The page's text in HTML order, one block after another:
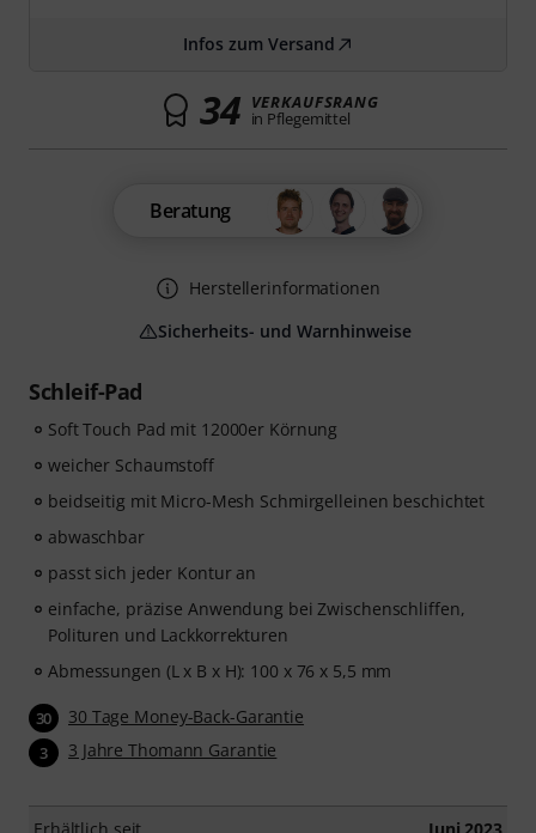
Schleif-Pad
Soft Touch Pad mit 12000er Körnung
weicher Schaumstoff
beidseitig mit Micro-Mesh Schmirgelleinen beschichtet
abwaschbar
passt sich jeder Kontur an
einfache, präzise Anwendung bei Zwischenschliffen,
Polituren und Lackkorrekturen
Abmessungen (L x B x H): 100 x 76 x 5,5 mm
30 30 Tage Money-Back-Garantie
3 3 Jahre Thomann Garantie
Erhältlich seit Juni 2023
Infos zum Versand
34 VERKAUFSRANG
in Pflegemittel
Beratung
Herstellerinformationen
Sicherheits- und Warnhinweise